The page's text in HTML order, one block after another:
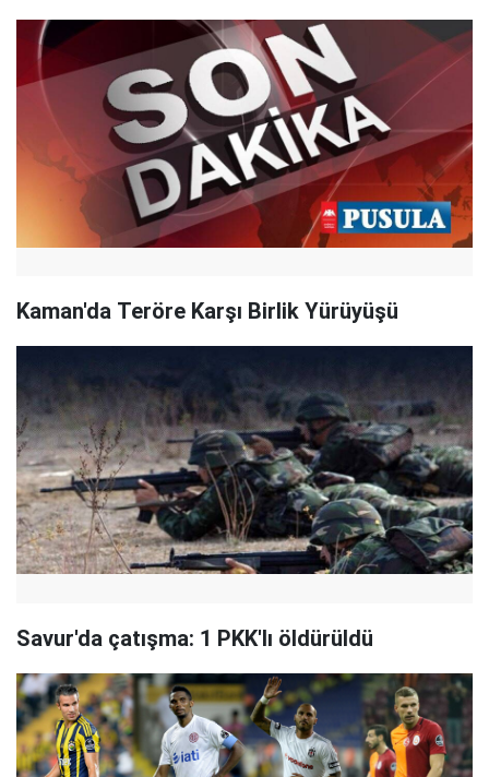
Kaman'da Teröre Karşı Birlik Yürüyüşü
Savur'da çatışma: 1 PKK'lı öldürüldü